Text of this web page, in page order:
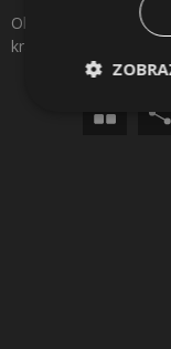
Okna jako živé
krajinu. Foto: José
Nezbytně